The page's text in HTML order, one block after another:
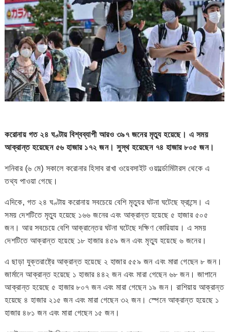
করোনায় গত ২৪ ঘণ্টায় বিশ্বব্যাপী আরও ৩৯৭ জনের মৃত্যু হয়েছে। এ সময়
আক্রান্ত হয়েছেন ৫৬ হাজার ১৭২ জন। সুস্থ হয়েছেন ৭৪ হাজার ৮০৫ জন।
শনিবার (৬ মে) সকালে করোনার হিসাব রাখা ওয়েবসাইট ওয়ার্ল্ডোমিটারস থেকে এ
তথ্য পাওয়া গেছে।
এদিকে, গত ২৪ ঘণ্টায় করোনায় সবচেয়ে বেশি মৃত্যুর ঘটনা ঘটেছে ফ্রান্সে। এ
সময় দেশটিতে মৃত্যু হয়েছে ১৬৬ জনের এবং আক্রান্ত হয়েছে ৫ হাজার ৫০৫
জন। আর সবচেয়ে বেশি আক্রান্তের ঘটনা ঘটেছে দক্ষিণ কোরিয়ায়। এ সময়
দেশটিতে আক্রান্ত হয়েছে ১৮ হাজার ৪৫৯ জন এবং মৃত্যু হয়েছে ৬ জনের।
এ ছাড়া যুক্তরাষ্ট্রে আক্রান্ত হয়েছে ২ হাজার ৫৫৯ জন এবং মারা গেছেন ৮ জন।
জার্মানে আক্রান্ত হয়েছে ১ হাজার ৪৪২ জন এবং মারা গেছেন ৬৮ জন। জাপানে
আক্রান্ত হয়েছে ৫ হাজার ৮০৭ জন এবং মারা গেছেন ১৯ জন। রাশিয়ায় আক্রান্ত
হয়েছে ৪ হাজার ২১৫ জন এবং মারা গেছেন ৩২ জন। স্পেনে আক্রান্ত হয়েছে ১
হাজার ৪৮১ জন এবং মারা গেছেন ১৫ জন।